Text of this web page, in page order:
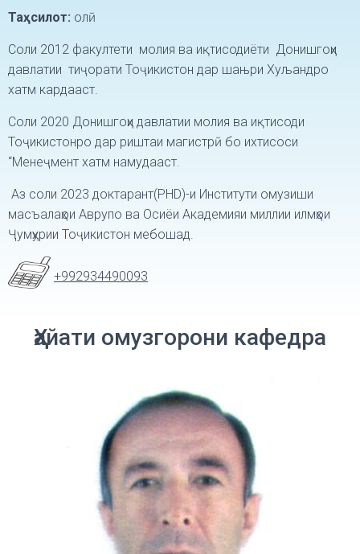
Таҳсилот: олӣ
Соли 2012 факултети молия ва иқтисодиёти Донишгоҳи
давлатии тиҷорати Тоҷикистон дар шањри Хуљандро
хатм кардааст.
Соли 2020 Донишгоҳи давлатии молия ва иқтисоди
Тоҷикистонро дар риштаи магистрӣ бо ихтисоси
“Менеҷмент хатм намудааст.
Аз соли 2023 доктарант(PHD)-и Институти омузиши
масъалаҳои Аврупо ва Осиёи Академияи миллии илмҳои
Ҷумҳурии Тоҷикистон мебошад.
+992934490093
Ҳайати омузгорони кафедра